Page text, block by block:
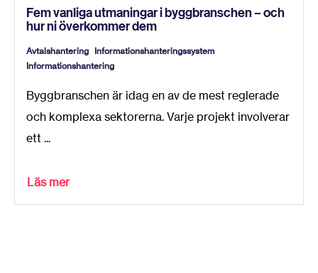
Fem vanliga utmaningar i byggbranschen – och
hur ni överkommer dem
Avtalshantering Informationshanteringssystem
Informationshantering
Byggbranschen är idag en av de mest reglerade
och komplexa sektorerna. Varje projekt involverar
ett ...
Läs mer